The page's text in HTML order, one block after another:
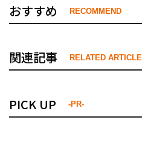
おすすめ RECOMMEND
関連記事 RELATED ARTICLE
PICK UP -PR-